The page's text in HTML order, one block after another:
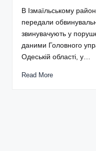
В Ізмаїльському
передали
звинувачують у
даними Головного
Одеській області, у…
Read More